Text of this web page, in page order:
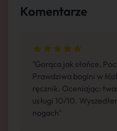
Komentarze
"Gorąca jak słońce,
Prawdziwa bogini w
ręcznik. Oceniając:
usługi 10/10.
nogach"